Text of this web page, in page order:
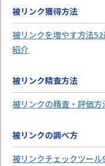
被リンク獲得方法
被リンクを増やす方法
紹介
被リンク精査方法
被リンクの精査・評価
被リンクの調べ方
被リンクチェックツー